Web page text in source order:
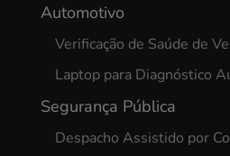
Automotivo
Verificação de Saúde de
Laptop para Diagnóstico
Segurança Pública
Despacho Assistido por